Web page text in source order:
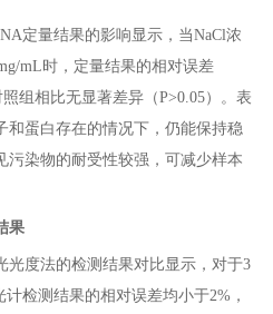
定量结果的影响显示，当NaCl浓
mL时，定量结果的相对误差
组相比无显著差异（P>0.05）。表
和蛋白存在的情况下，仍能保持稳
污染物的耐受性较强，可减少样本
果
光度法的检测结果对比显示，对于3
检测结果的相对误差均小于2%，